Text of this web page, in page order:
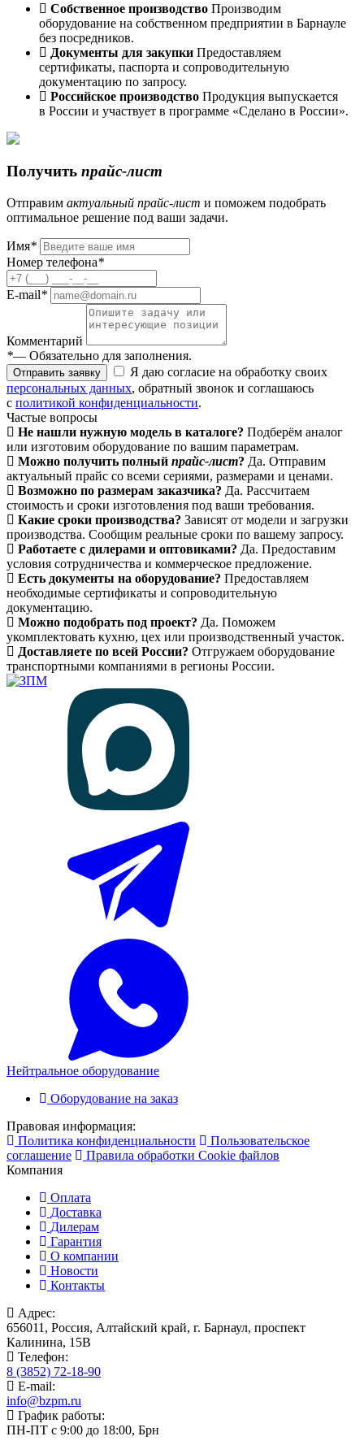
Собственное производство Производим
оборудование на собственном предприятии в Барнауле
без посредников.
Документы для закупки Предоставляем
сертификаты, паспорта и сопроводительную
документацию по запросу.
Российское производство Продукция выпускается
в России и участвует в программе «Сделано в России».
Получить прайс-лист
Отправим актуальный прайс-лист и поможем подобрать
оптимальное решение под ваши задачи.
Имя*
Номер телефона*
E-mail*
Комментарий
*— Обязательно для заполнения.
Отправить заявку
Я даю согласие на обработку своих
персональных данных, обратный звонок и соглашаюсь
с политикой конфиденциальности.
Частые вопросы
Не нашли нужную модель в каталоге? Подберём аналог
или изготовим оборудование по вашим параметрам.
Можно получить полный прайс-лист? Да. Отправим
актуальный прайс со всеми сериями, размерами и ценами.
Возможно по размерам заказчика? Да. Рассчитаем
стоимость и сроки изготовления под ваши требования.
Какие сроки производства? Зависят от модели и загрузки
производства. Сообщим реальные сроки по вашему запросу.
Работаете с дилерами и оптовиками? Да. Предоставим
условия сотрудничества и коммерческое предложение.
Есть документы на оборудование? Предоставляем
необходимые сертификаты и сопроводительную
документацию.
Можно подобрать под проект? Да. Поможем
укомплектовать кухню, цех или производственный участок.
Доставляете по всей России? Отгружаем оборудование
транспортными компаниями в регионы России.
Нейтральное оборудование
Оборудование на заказ
Правовая информация:
Политика конфиденциальности
Пользовательское
соглашение
Правила обработки Cookie файлов
Компания
Оплата
Доставка
Дилерам
Гарантия
О компании
Новости
Контакты
Адрес:
656011, Россия, Алтайский край, г. Барнаул, проспект
Калинина, 15В
Телефон:
8 (3852) 72-18-90
E-mail:
info@bzpm.ru
График работы:
ПН-ПТ с 9:00 до 18:00, Брн